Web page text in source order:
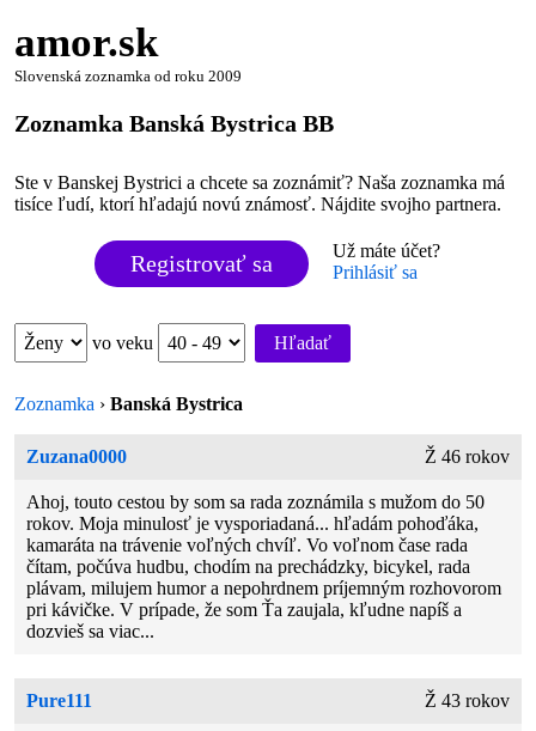
amor.sk
Slovenská zoznamka od roku 2009
Zoznamka Banská Bystrica BB
Ste v Banskej Bystrici a chcete sa zoznámiť? Naša zoznamka má
tisíce ľudí, ktorí hľadajú novú známosť. Nájdite svojho partnera.
Registrovať sa
Už máte účet?
Prihlásiť sa
vo veku Hľadať
Zoznamka ›Banská Bystrica
Zuzana0000 Ž 46 rokov
Ahoj, touto cestou by som sa rada zoznámila s mužom do 50
rokov. Moja minulosť je vysporiadaná... hľadám pohoďáka,
kamaráta na trávenie voľných chvíľ. Vo voľnom čase rada
čítam, počúva hudbu, chodím na prechádzky, bicykel, rada
plávam, milujem humor a nepohrdnem príjemným rozhovorom
pri kávičke. V prípade, že som Ťa zaujala, kľudne napíš a
dozvieš sa viac...
Pure111 Ž 43 rokov